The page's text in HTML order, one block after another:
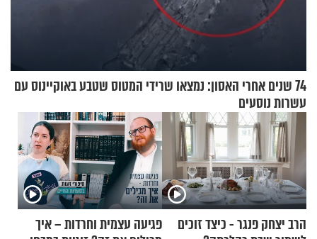
74 שנים אחרי האסון: נמצאו שרידי המטוס שטבע באוקיינוס עם
עשרות נוסעים
הרב יצחק פנגר - כיצד זוכים
פגיעה עצמית וחרדות – איך